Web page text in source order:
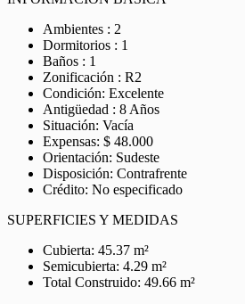
Ambientes : 2
Dormitorios : 1
Baños : 1
Zonificación : R2
Condición: Excelente
Antigüedad : 8 Años
Situación: Vacía
Expensas: $ 48.000
Orientación: Sudeste
Disposición: Contrafrente
Crédito: No especificado
SUPERFICIES Y MEDIDAS
Cubierta: 45.37 m²
Semicubierta: 4.29 m²
Total Construido: 49.66 m²